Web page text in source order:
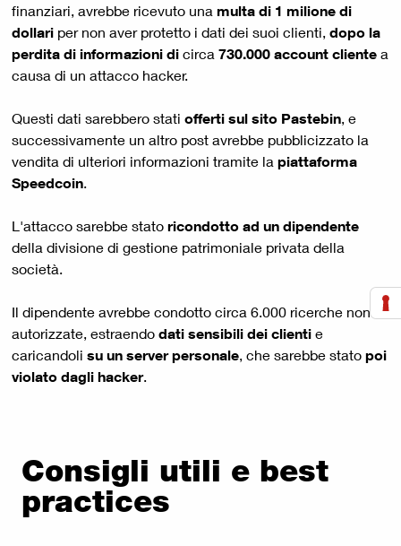
finanziari, avrebbe ricevuto una multa di 1 milione di
dollari per non aver protetto i dati dei suoi clienti, dopo la
perdita di informazioni di circa 730.000 account cliente a
causa di un attacco hacker.
Questi dati sarebbero stati offerti sul sito Pastebin , e
successivamente un altro post avrebbe pubblicizzato la
vendita di ulteriori informazioni tramite la piattaforma
Speedcoin
L'attacco sarebbe stato ricondotto ad un dipendente
della divisione di gestione patrimoniale privata della
società.
Il dipendente avrebbe condotto circa 6.000 ricerche non
autorizzate, estraendo dati sensibili dei clienti e
caricandoli su un server personale , che sarebbe stato poi
violato dagli hacker.
Consigli utili e best
practices